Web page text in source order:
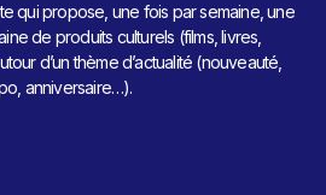
qui propose, une fois par semaine, une
de produits culturels (films, livres,
d’un thème d’actualité (nouveauté,
anniversaire…).